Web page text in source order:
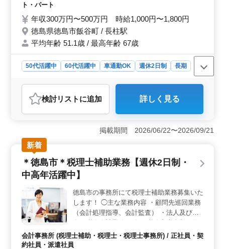
んもがんばってます ※社会保険完備
ト・パート
年収300万円〜500万円 時給1,000円〜1,800円
徳島県徳島市飯谷町 / 長柱駅
平均年齢 51.1歳 / 最高年齢 67歳
50代活躍中 60代活躍中 車通勤OK 週休2日制
長期
おすすめポイント
＜特養ベテラン看護師求人＞ 徳島県徳島市飯谷町に位
置する特別養護老人ホームで、中高年から現役の60代ま
で活躍するベテラン看護師を募集しています。幅広い業
務に携わりながら、豊かな経験を生かしてご入居者の健
康と安心を支えるお仕事です。 ＜多彩な業務＞ バ
イタルチェックや配薬準備から、簡単な医療処置や外出
の付き添いまで、さまざまな業務に携わることができま
補助、入浴の介助なども行います。 ＜福利厚生と安
心の待遇＞ 社会保険完備や実費支給の通勤手当、年2回
の賞与制度など、充実した福利厚生を備えています。休
日も4週8休制度や週休2日制、夏季休暇や年末年始休暇な
どがあり、ワークライフバランスを重視しています。
検討リスト に追加 詳しく見る
掲載期間 2026/06/22〜2026/09/21
新着
＊徳島市＊税理士補助業務【週休2日制・
中高年活躍中】
徳島市の事務所にて税理士補助業務募集いた
します！ ◯主な業務内容 ・顧問先巡回業務
（会計処理指導、会計監査） ・法人及び個
人の税務会計業務 ・各種税務申告書類の作
成及び税務相談業務 ・会社設立、事業承継
等のサポート ・相続対策～相続税申告業務
会計事務所 (税理士補助・税理士・税理士事務所) / 正社員・契
約社員・派遣社員